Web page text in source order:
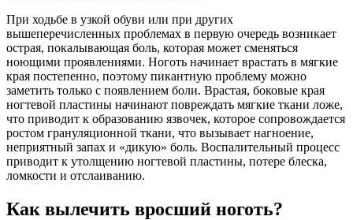
При ходьбе в узкой обуви или при других
вышеперечисленных проблемах в первую очередь возникает
острая, покалывающая боль, которая может сменяться
ноющими проявлениями. Ноготь начинает врастать в мягкие
края постепенно, поэтому пикантную проблему можно
заметить только с появлением боли. Врастая, боковые края
ногтевой пластины начинают повреждать мягкие ткани ложе,
что приводит к образованию язвочек, которое сопровождается
ростом грануляционной ткани, что вызывает нагноение,
неприятный запах и «дикую» боль. Воспалительный процесс
приводит к утолщению ногтевой пластины, потере блеска,
ломкости и отслаиванию.
Как вылечить вросший ноготь?